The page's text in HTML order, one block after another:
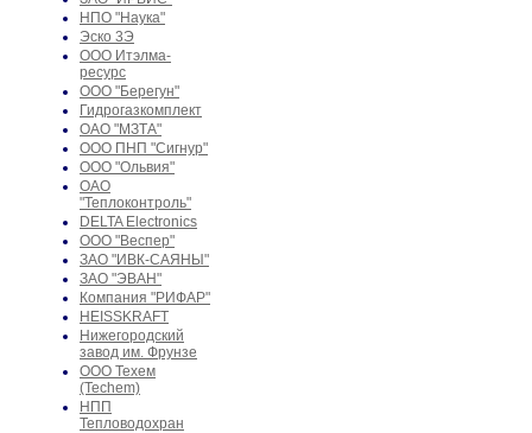
НПО "Наука"
Эско 3Э
ООО Итэлма-
ресурс
ООО "Берегун"
Гидрогазкомплект
ОАО "МЗТА"
ООО ПНП "Сигнур"
ООО "Ольвия"
ОАО
"Теплоконтроль"
DELTA Electronics
ООО "Веспер"
ЗАО "ИВК-САЯНЫ"
ЗАО "ЭВАН"
Компания "РИФАР"
HEISSKRAFT
Нижегородский
завод им. Фрунзе
ООО Техем
(Techem)
НПП
Тепловодохран